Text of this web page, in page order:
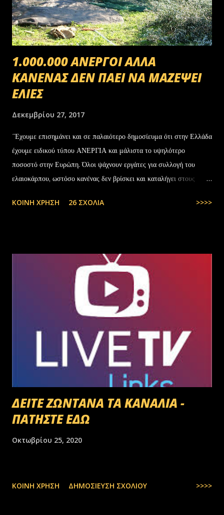
1.000.000 ΑΝΕΡΓΟΙ ΑΛΛΑ
ΚΑΝΕΝΑΣ ΔΕΝ ΠΑΕΙ ΝΑ ΜΑΖΕΨΕΙ
ΕΛΙΕΣ
Δεκεμβρίου 27, 2017
΄Έχουμε επισημάνει και σε παλαιότερο δημοσίευμα ότι στην Ελλάδα
έχουμε ειδικού τύπου ΑΝΕΡΓΙΑ και μάλιστα το υψηλότερο
ποσοστό στην Ευρώπη. Όλοι ψάχνουν εργάτες για συλλογή του
ελαιοκάρπου, ωστόσο κανένας δεν βρίσκει και καταλήγει στους
στην Ελλάδα, πάλι δεν μας φτάνουν. Στην Ελλάδα του 1.000.000
ΚΟΙΝΉ ΧΡΉΣΗ 26 ΣΧΌΛΙΑ >>>>
ΔΕΙΤΕ ΖΩΝΤΑΝΑ ΤΑ ΚΑΝΑΛΙΑ -
ΠΑΤΗΣΤΕ ΕΔΩ
Οκτωβρίου 25, 2020
ΚΟΙΝΉ ΧΡΉΣΗ ΔΗΜΟΣΊΕΥΣΗ ΣΧΟΛΊΟΥ >>>>